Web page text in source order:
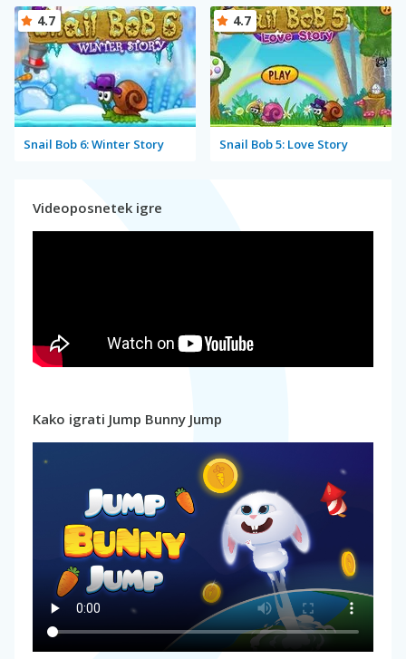
Snail Bob 6: Winter Story
4.7
Snail Bob 5: Love Story
4.7
Videoposnetek igre
Kako igrati Jump Bunny Jump